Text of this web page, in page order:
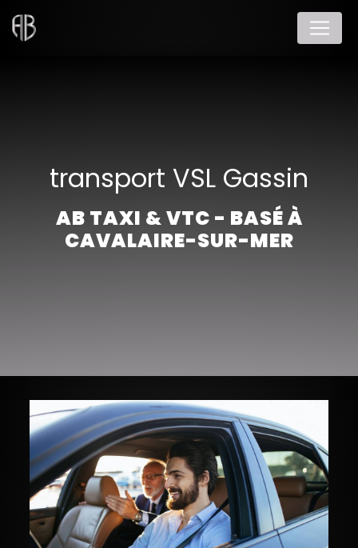
transport VSL Gassin
AB TAXI & VTC - BASÉ À
CAVALAIRE-SUR-MER